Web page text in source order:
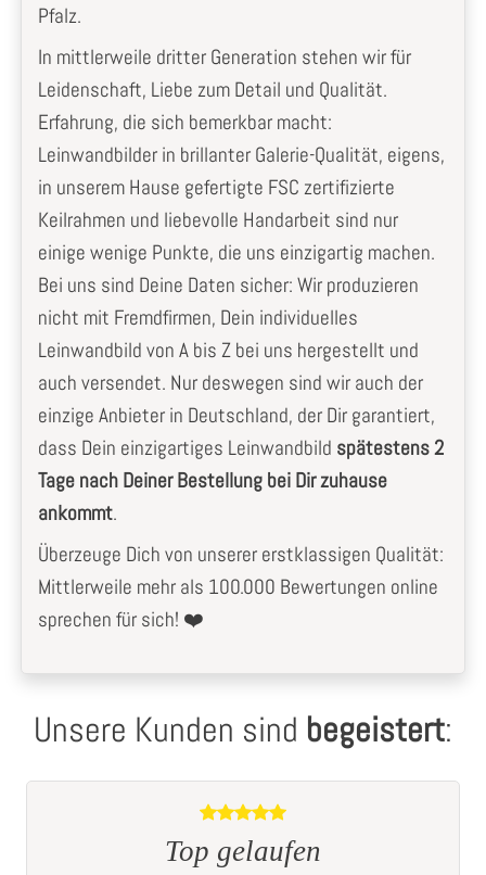
Pfalz.
In mittlerweile dritter Generation stehen wir für
Leidenschaft, Liebe zum Detail und Qualität.
Erfahrung, die sich bemerkbar macht:
Leinwandbilder in brillanter Galerie-Qualität, eigens,
in unserem Hause gefertigte FSC zertifizierte
Keilrahmen und liebevolle Handarbeit sind nur
einige wenige Punkte, die uns einzigartig machen.
Bei uns sind Deine Daten sicher: Wir produzieren
nicht mit Fremdfirmen, Dein individuelles
Leinwandbild von A bis Z bei uns hergestellt und
auch versendet. Nur deswegen sind wir auch der
einzige Anbieter in Deutschland, der Dir garantiert,
dass Dein einzigartiges Leinwandbild spätestens 2
Tage nach Deiner Bestellung bei Dir zuhause
ankommt.
Überzeuge Dich von unserer erstklassigen Qualität:
Mittlerweile mehr als 100.000 Bewertungen online
sprechen für sich! ❤️
Unsere Kunden sind begeistert:
Top gelaufen